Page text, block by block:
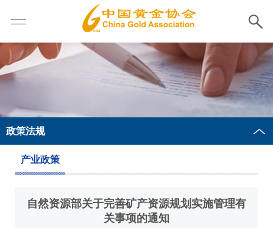
政策法规
产业政策
自然资源部关于完善矿产资源规划实施管理有
关事项的通知